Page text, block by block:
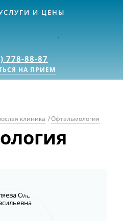
778-88-87
НА ПРИЕМ
И ЦЕНЫ
клиника /Офтальмология